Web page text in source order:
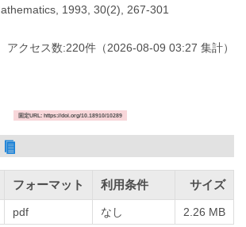
1993, 30(2), 267-301
アクセス数:220件 （2026-08-09 03:27 集計）
固定URL: https://doi.org/10.18910/10289
フォーマット 利用条件 サイズ
pdf なし 2.26 MB